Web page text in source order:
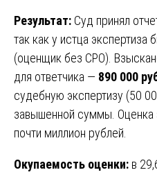
Результат: Суд принял
так как у истца экспертиза
(оценщик без СРО).
для ответчика — 890 000
судебную экспертизу (50
завышенной суммы. Оценка
почти миллион рублей.
Окупаемость оценки: в